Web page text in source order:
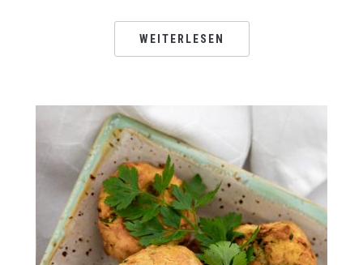
WEITERLESEN